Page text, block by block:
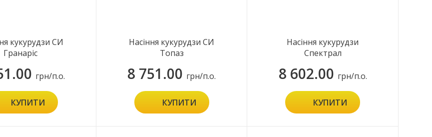
кукурудзи СИ
Гранаріс
грн/п.о.
КУПИТИ
Насіння кукурудзи СИ
Топаз
8 751.00 грн/п.о.
КУПИТИ
Насіння кукурудзи
Спектрал
8 602.00 грн/п.о.
КУПИТИ